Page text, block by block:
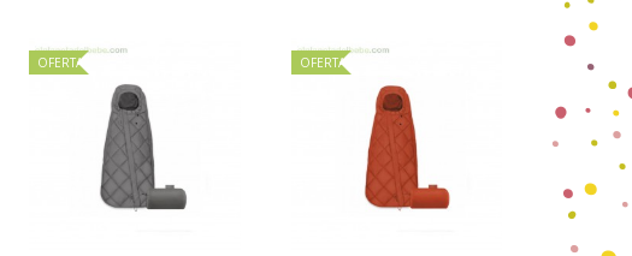
OFERTA OFERTA